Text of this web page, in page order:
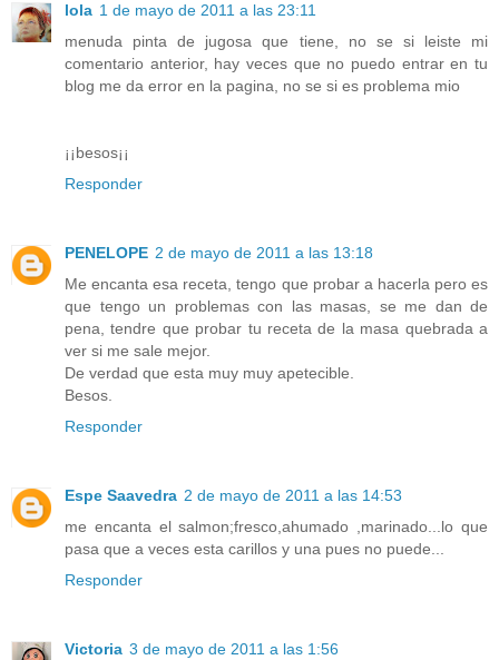
lola 1 de mayo de 2011 a las 23:11
menuda pinta de jugosa que tiene, no se si leiste mi
comentario anterior, hay veces que no puedo entrar en tu
blog me da error en la pagina, no se si es problema mio
¡¡besos¡¡
Responder
PENELOPE 2 de mayo de 2011 a las 13:18
Me encanta esa receta, tengo que probar a hacerla pero es
que tengo un problemas con las masas, se me dan de
pena, tendre que probar tu receta de la masa quebrada a
ver si me sale mejor.
De verdad que esta muy muy apetecible.
Besos.
Responder
Espe Saavedra 2 de mayo de 2011 a las 14:53
me encanta el salmon;fresco,ahumado ,marinado...lo que
pasa que a veces esta carillos y una pues no puede...
Responder
Victoria 3 de mayo de 2011 a las 1:56